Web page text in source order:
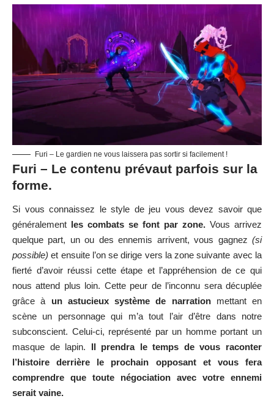
Furi – Le gardien ne vous laissera pas sortir si facilement !
Furi – Le contenu prévaut parfois sur la
forme.
Si vous connaissez le style de jeu vous devez savoir que
généralement les combats se font par zone. Vous arrivez
quelque part, un ou des ennemis arrivent, vous gagnez (si
possible) et ensuite l’on se dirige vers la zone suivante avec la
fierté d’avoir réussi cette étape et l’appréhension de ce qui
nous attend plus loin. Cette peur de l’inconnu sera décuplée
grâce à un astucieux système de narrationmettant en
scène un personnage qui m’a tout l’air d’être dans notre
subconscient. Celui-ci, représenté par un homme portant un
masque de lapin. Il prendra le temps de vous raconter
l’histoire derrière le prochain opposant et vous fera
comprendre que toute négociation avec votre ennemi
serait vaine.